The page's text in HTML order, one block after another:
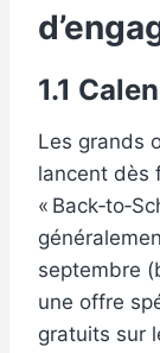
1.1
Les grands
lancent dès
«
septembre
une offre
gratuits sur